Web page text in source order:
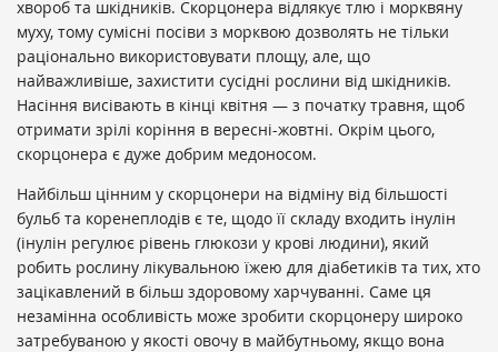
хвороб та шкідників. Скорцонера відлякує тлю і морквяну
муху, тому сумісні посіви з морквою дозволять не тільки
раціонально використовувати площу, але, що
найважливіше, захистити сусідні рослини від шкідників.
Насіння висівають в кінці квітня — з початку травня, щоб
отримати зрілі коріння в вересні-жовтні. Окрім цього,
скорцонера є дуже добрим медоносом.
Найбільш цінним у скорцонери на відміну від більшості
бульб та коренеплодів є те, щодо її складу входить інулін
(інулін регулює рівень глюкози у крові людини), який
робить рослину лікувальною їжею для діабетиків та тих, хто
зацікавлений в більш здоровому харчуванні. Саме ця
незамінна особливість може зробити скорцонеру широко
затребуваною у якості овочу в майбутньому, якщо вона